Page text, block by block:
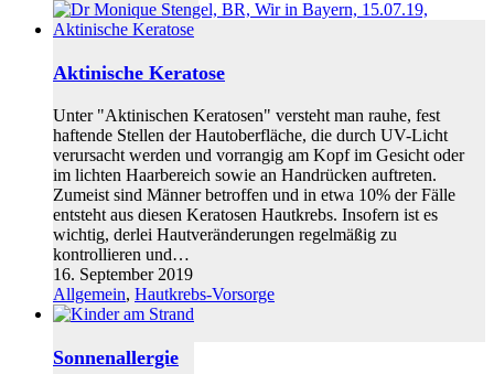
Aktinische Keratose
Unter "Aktinischen Keratosen" versteht man rauhe, fest
haftende Stellen der Hautoberfläche, die durch UV-Licht
verursacht werden und vorrangig am Kopf im Gesicht oder
im lichten Haarbereich sowie an Handrücken auftreten.
Zumeist sind Männer betroffen und in etwa 10% der Fälle
entsteht aus diesen Keratosen Hautkrebs. Insofern ist es
wichtig, derlei Hautveränderungen regelmäßig zu
kontrollieren und…
16. September 2019
Allgemein, Hautkrebs-Vorsorge
Sonnenallergie